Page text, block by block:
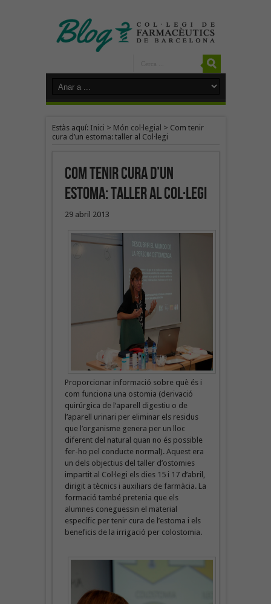
Estàs aquí: Inici > Món col·legial > Com tenir
cura d’un estoma: taller al Col·legi
Com tenir cura d’un
estoma: taller al Col·legi
29 abril 2013
Proporcionar informació sobre què és i
com funciona una ostomia (derivació
quirúrgica de l’aparell digestiu o de
l’aparell urinari per eliminar els residus
que l’organisme genera per un lloc
diferent del natural quan no és possible
fer-ho pel conducte normal). Aquest era
un dels objectius del taller d’ostomies
impartit al Col·legi els dies 15 i 17 d’abril,
dirigit a tècnics i auxiliars de farmàcia. La
formació també pretenia que els
alumnes coneguessin el material
específic per tenir cura de l’estoma i els
beneficis de la irrigació per colostomia.